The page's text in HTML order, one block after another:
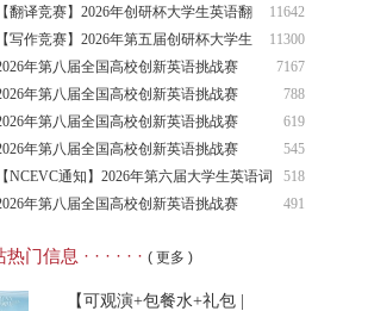
英语
11642
【翻译竞赛】2026年创研杯大学生英语翻
译竞
11300
【写作竞赛】2026年第五届创研杯大学生
语
7167
年第八届全国高校创新英语挑战赛
NCIE
788
年第八届全国高校创新英语挑战赛
619
年第八届全国高校创新英语挑战赛
NCIE
545
年第八届全国高校创新英语挑战赛
（NCIE
518
【NCEVC通知】2026年第六届大学生英语词
491
年第八届全国高校创新英语挑战赛
门信息 · · · · · · ( 更多 )
【可观演+包餐水+礼包 |